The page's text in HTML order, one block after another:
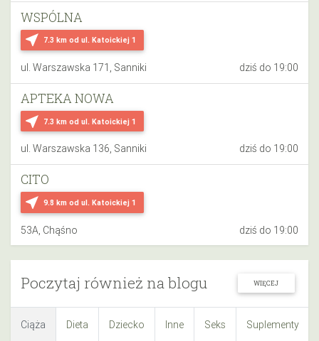
near_me 7.3 km od ul. Katoickiej 1
WSPÓLNA
ul. Warszawska 171, Sanniki dziś do 19:00
near_me 7.3 km od ul. Katoickiej 1
APTEKA NOWA
ul. Warszawska 136, Sanniki dziś do 19:00
near_me 9.8 km od ul. Katoickiej 1
CITO
53A, Chąśno dziś do 19:00
Poczytaj również na blogu WIĘCEJ
Ciąża Dieta Dziecko Inne Seks Suplementy